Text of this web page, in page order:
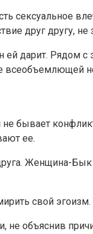
друг другу,
дарит. Рядом с
всеобъемлющей
бывает
ее.
Женщина-
свой эгоизм.
не объяснив